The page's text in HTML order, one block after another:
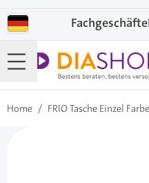
Fachgeschäfte
Home / FRIO Tasche Einzel